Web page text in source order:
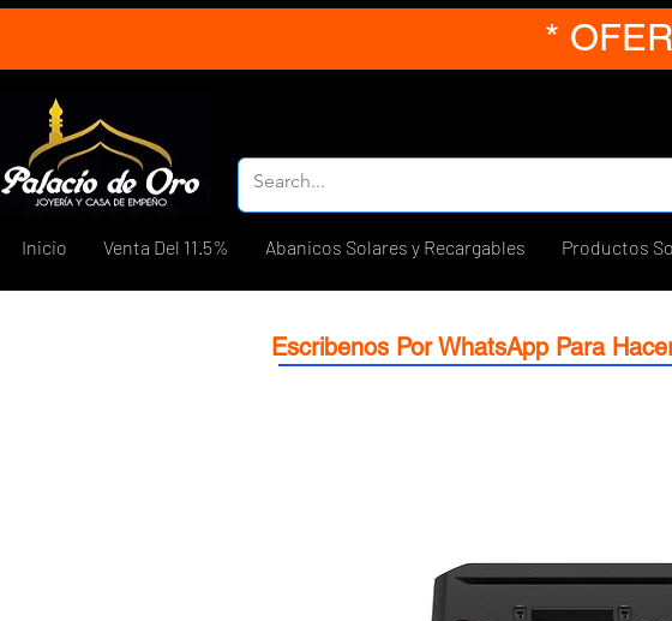
*
Inicio Venta Del 11.5% Abanicos Solares y Recargables Productos
Escribenos Por WhatsApp Para